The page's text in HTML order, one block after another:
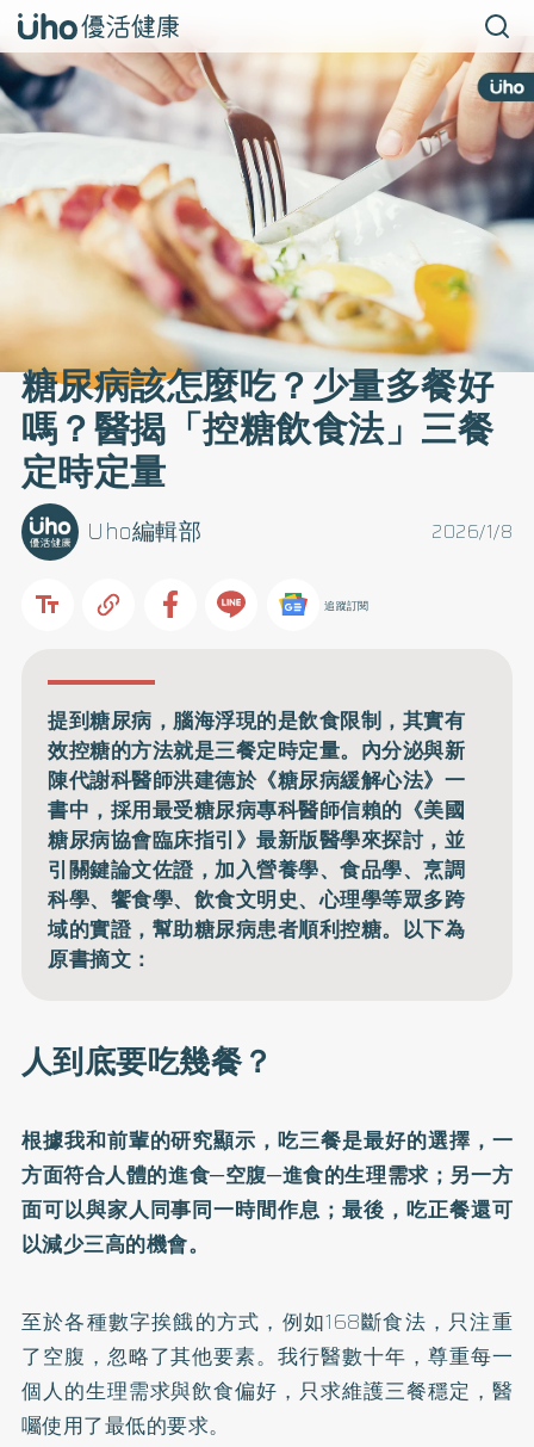
糖尿病該怎麼吃？少量多餐好
嗎？醫揭「控糖飲食法」三餐
定時定量
2026/1/8
Uho編輯部
追蹤訂閱
提到糖尿病，腦海浮現的是飲食限制，其實有
效控糖的方法就是三餐定時定量。內分泌與新
陳代謝科醫師洪建德於《糖尿病緩解心法》一
書中，採用最受糖尿病專科醫師信賴的《美國
糖尿病協會臨床指引》最新版醫學來探討，並
引關鍵論文佐證，加入營養學、食品學、烹調
科學、饗食學、飲食文明史、心理學等眾多跨
域的實證，幫助糖尿病患者順利控糖。以下為
原書摘文：
人到底要吃幾餐？
根據我和前輩的研究顯示，吃三餐是最好的選擇，一
方面符合人體的進食─空腹─進食的生理需求；另一方
面可以與家人同事同一時間作息；最後，吃正餐還可
以減少三高的機會。
至於各種數字挨餓的方式，例如168斷食法，只注重
了空腹，忽略了其他要素。我行醫數十年，尊重每一
個人的生理需求與飲食偏好，只求維護三餐穩定，醫
囑使用了最低的要求。